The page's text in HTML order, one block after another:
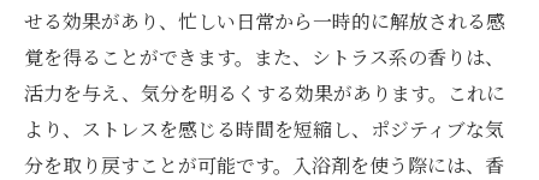
アレルギーに配慮した選び方
自然素材を活かした入浴剤
健康を考慮した成分分析
体に優しい入浴法のすすめ
せる効果があり、忙しい日常から一時的に解放される感
覚を得ることができます。また、シトラス系の香りは、
活力を与え、気分を明るくする効果があります。これに
より、ストレスを感じる時間を短縮し、ポジティブな気
分を取り戻すことが可能です。入浴剤を使う際には、香